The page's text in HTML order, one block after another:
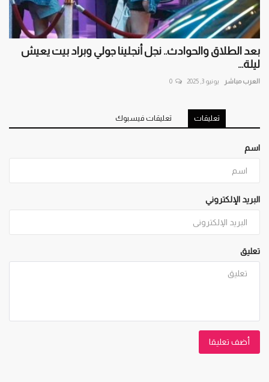
بعد الطلاق والحوادث.. نجل أنجلينا جولي وبراد بيت يعيش
ليلة...
العرب مباشر يونيو 3, 2025 0
تعليقات تعليقات فيسبوك
اسم
البريد الإلكتروني
تعليق
أضف تعليقا